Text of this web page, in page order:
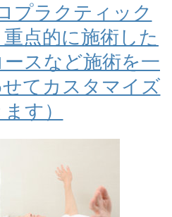
プラクティック
重点的に施術した
スなど施術を一
てカスタマイズ
す）